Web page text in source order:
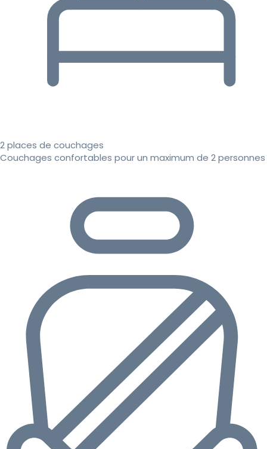
2 places de couchages
Couchages confortables pour un maximum de 2 personnes